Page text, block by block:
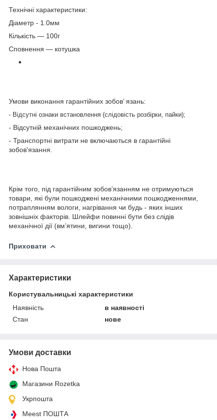
Технічні характеристики:
Діаметр - 1.0мм
Кількість — 100г
Сповнення — котушка
Умови виконання гарантійних зобов’ язань:
- Відсутні ознаки встановлення (слідовість розбірки, пайки);
- Відсутній механічних пошкоджень;
- Транспортні витрати не включаються в гарантійні
зобов'язання.
Крім того, під гарантійним зобов’язанням не отримуються
товари, які були пошкоджені механічними пошкодженнями,
потраплянням вологи, нагрівання чи будь - яких інших
зовнішніх факторів. Шлейфи повинні бути без слідів
механічної дії (вм’ятини, вигини тощо).
Приховати
Характеристики
Користувальницькі характеристики
Наявність
в наявності
Стан
нове
Умови доставки
Нова Пошта
Магазини Rozetka
Укрпошта
Meest ПОШТА